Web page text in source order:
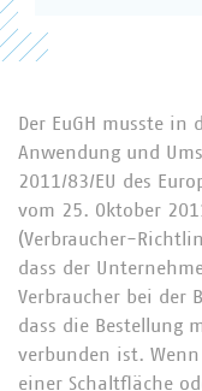
Der EuGH musste in
Anwendung und
2011/83/EU des
vom 25. Oktober
(Verbraucher-
dass der
Verbraucher bei der
dass die Bestellung
verbunden ist.
einer Schaltfläche